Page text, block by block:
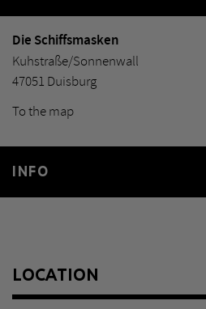
Die Schiffsmasken
Kuhstraße/Sonnenwall
47051 Duisburg
To the map
INFO
LOCATION